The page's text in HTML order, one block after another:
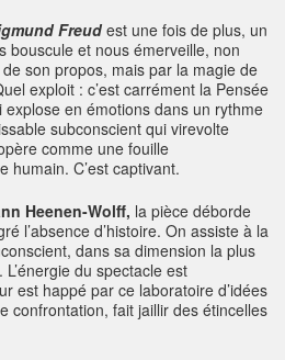
Freudest une fois de plus, un
bouscule et nous émerveille, non
son propos, mais par la magie de
exploit : c’est carrément la Pensée
en émotions dans un rythme
subconscient qui virevolte
comme une fouille
humain. C’est captivant.
Heenen-Wolff, la pièce déborde
l’absence d’histoire. On assiste à la
dans sa dimension la plus
du spectacle est
est happé par ce laboratoire d’idées
confrontation, fait jaillir des étincelles